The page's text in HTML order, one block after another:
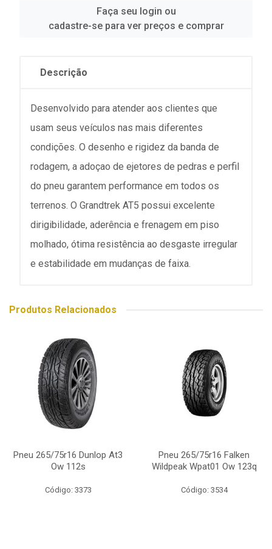
Faça seu login ou
cadastre-se para ver preços e comprar
Descrição
Desenvolvido para atender aos clientes que
usam seus veículos nas mais diferentes
condições. O desenho e rigidez da banda de
rodagem, a adoçao de ejetores de pedras e perfil
do pneu garantem performance em todos os
terrenos. O Grandtrek AT5 possui excelente
dirigibilidade, aderência e frenagem em piso
molhado, ótima resistência ao desgaste irregular
e estabilidade em mudanças de faixa.
Produtos Relacionados
Pneu 265/75r16 Dunlop At3
Ow 112s
Código: 3373
Pneu 265/75r16 Falken
Wildpeak Wpat01 Ow 123q
Código: 3534